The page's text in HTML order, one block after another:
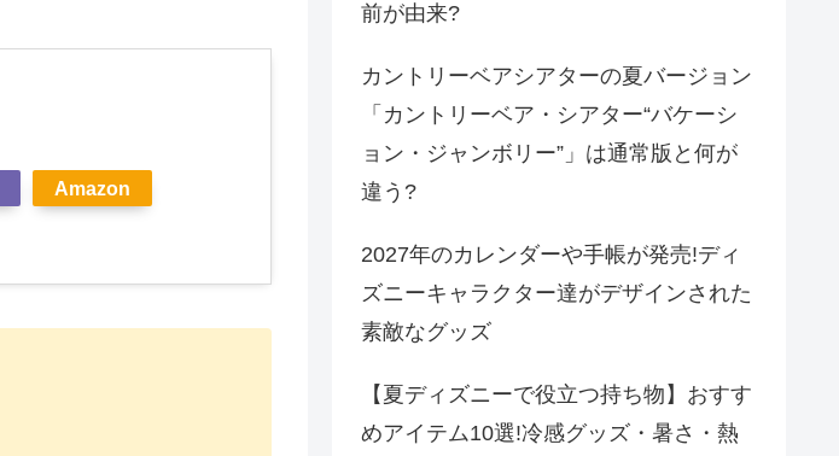
Amazon
前が由来?
カントリーベアシアターの夏バージョン
「カントリーベア・シアター“バケーシ
ョン・ジャンボリー”」は通常版と何が
違う?
2027年のカレンダーや手帳が発売!ディ
ズニーキャラクター達がデザインされた
素敵なグッズ
【夏ディズニーで役立つ持ち物】おすす
めアイテム10選!冷感グッズ・暑さ・熱